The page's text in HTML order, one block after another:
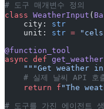
# 도구 매개변수 정의
class WeatherInput (
    city:
str
    unit:
str =
@function_tool
async def get_weather
"""Get weather
# 실제 날씨 API 호
    return
f "The
# 도구를 가진 에이전트